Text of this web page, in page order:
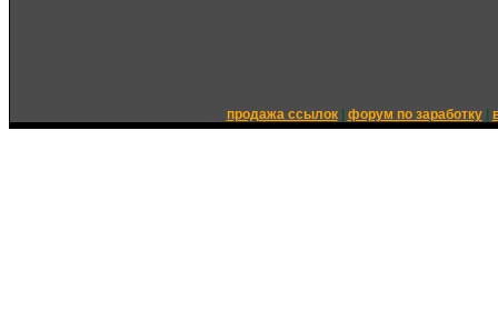
продажа ссылок| форум по заработку|